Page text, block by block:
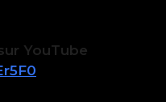
YouTube